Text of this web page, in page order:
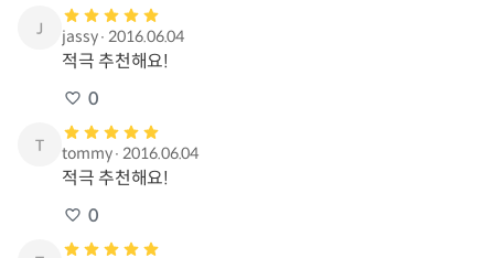
jassy∙2016.06.04
적극 추천해요!
0
tommy∙2016.06.04
적극 추천해요!
0